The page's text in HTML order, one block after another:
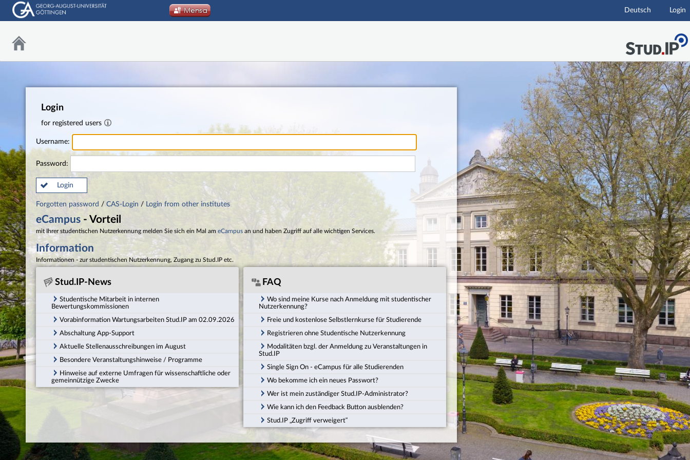
Main navigation
Deutsch Login
Login
for registered users
Username:
Password:
Login
Forgotten password / CAS-Login / Login from other institutes
eCampus - Vorteil
mit Ihrer studentischen Nutzerkennung melden Sie sich ein Mal am eCampus an und haben Zugriff auf alle wichtigen Services.
Information
Informationen - zur studentischen Nutzerkennung, Zugang zu Stud.IP etc.
Stud.IP-News
Studentische Mitarbeit in internen
Bewertungskommissionen
Vorabinformation Wartungsarbeiten Stud.IP am 02.09.2026
Abschaltung App-Support
Aktuelle Stellenausschreibungen im August
Besondere Veranstaltungshinweise / Programme
Hinweise auf externe Umfragen für wissenschaftliche oder
gemeinnützige Zwecke
FAQ
Wo sind meine Kurse nach Anmeldung mit studentischer
Nutzerkennung?
Freie und kostenlose Selbstlernkurse für Studierende
Registrieren ohne Studentische Nutzerkennung
Modalitäten bzgl. der Anmeldung zu Veranstaltungen in
Stud.IP
Single Sign On - eCampus für alle Studierenden
Wo bekomme ich ein neues Passwort?
Wer ist mein zuständiger Stud.IP-Administrator?
Wie kann ich den Feedback Button ausblenden?
Stud.IP „Zugriff verweigert“